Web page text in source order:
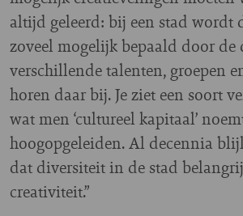
altijd geleerd: bij een stad wordt
zoveel mogelijk bepaald door de
verschillende talenten, groepen
horen daar bij. Je ziet een soort
wat men ‘cultureel kapitaal’
hoogopgeleiden. Al decennia
dat diversiteit in de stad
creativiteit.”